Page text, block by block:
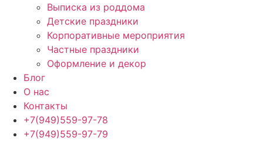
Выписка из роддома
Детские праздники
Корпоративные мероприятия
Частные праздники
Оформление и декор
Блог
О нас
Контакты
+7(949)559-97-78
+7(949)559-97-79